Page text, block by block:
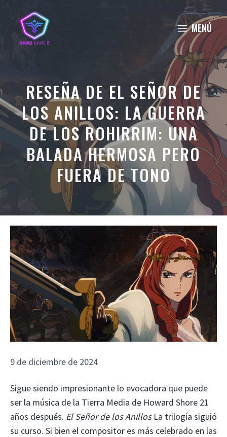
contenido
MENÚ
RESEÑA DE EL SEÑOR DE
LOS ANILLOS: LA GUERRA
DE LOS ROHIRRIM: UNA
BALADA HERMOSA PERO
FUERA DE TONO
9 de diciembre de 2024
Sigue siendo impresionante lo evocadora que puede
ser la música de la Tierra Media de Howard Shore 21
años después. El Señor de los AnillosLa trilogía siguió
su curso. Si bien el compositor es más celebrado en las